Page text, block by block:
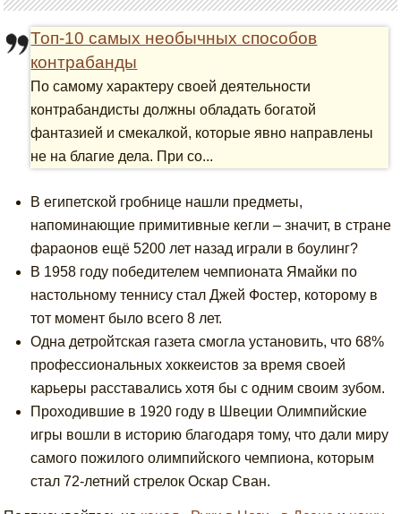
Топ-10 самых необычных способов
контрабанды
По самому характеру своей деятельности
контрабандисты должны обладать богатой
фантазией и смекалкой, которые явно направлены
не на благие дела. При со...
В египетской гробнице нашли предметы,
напоминающие примитивные кегли – значит, в стране
фараонов ещё 5200 лет назад играли в боулинг?
В 1958 году победителем чемпионата Ямайки по
настольному теннису стал Джей Фостер, которому в
тот момент было всего 8 лет.
Одна детройтская газета смогла установить, что 68%
профессиональных хоккеистов за время своей
карьеры расставались хотя бы с одним своим зубом.
Проходившие в 1920 году в Швеции Олимпийские
игры вошли в историю благодаря тому, что дали миру
самого пожилого олимпийского чемпиона, которым
стал 72-летний стрелок Оскар Сван.